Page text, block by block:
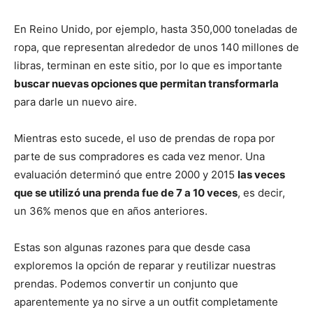
En Reino Unido, por ejemplo, hasta 350,000 toneladas de
ropa, que representan alrededor de unos 140 millones de
libras, terminan en este sitio, por lo que es importante
buscar nuevas opciones que permitan transformarla
para darle un nuevo aire.
Mientras esto sucede, el uso de prendas de ropa por
parte de sus compradores es cada vez menor. Una
evaluación determinó que entre 2000 y 2015 las veces
que se utilizó una prenda fue de 7 a 10 veces, es decir,
un 36% menos que en años anteriores.
Estas son algunas razones para que desde casa
exploremos la opción de reparar y reutilizar nuestras
prendas. Podemos convertir un conjunto que
aparentemente ya no sirve a un outfit completamente